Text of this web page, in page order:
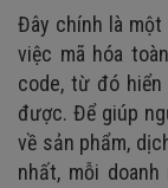
Đây chính là
việc mã hóa
code, từ đó
được. Để giúp
về sản phẩm,
nhất, mỗi